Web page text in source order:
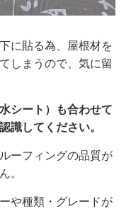
に貼る為、屋根材を
しまうので、気に留
シート）も合わせて
識してください。
ーフィングの品質が
。
や種類・グレードが